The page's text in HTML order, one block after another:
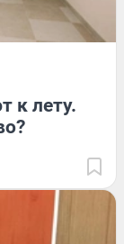
к лету.